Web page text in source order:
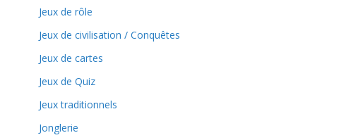
Jeux de rôle
Jeux de civilisation / Conquêtes
Jeux de cartes
Jeux de Quiz
Jeux traditionnels
Jonglerie